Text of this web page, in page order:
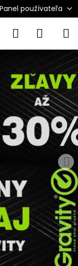
Panel používateľa